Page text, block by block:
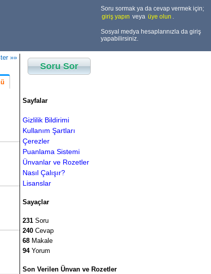
Soru sormak ya da cevap vermek için;
giriş yapın veya üye olun .
Sosyal medya hesaplarınızla da giriş
yapabilirsiniz.
»»
Soru Sor
Sayfalar
Gizlilik Bildirimi
Kullanım Şartları
Çerezler
Puanlama Sistemi
Ünvanlar ve Rozetler
Nasıl Çalışır?
Lisanslar
Sayaçlar
231 Soru
240 Cevap
68 Makale
94Yorum
Son Verilen Ünvan ve Rozetler